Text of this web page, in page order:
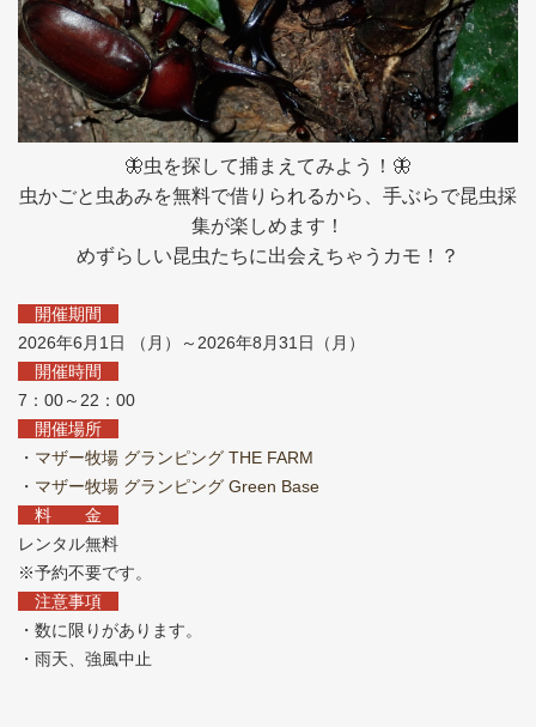
🦋虫を探して捕まえてみよう！🦋
虫かごと虫あみを無料で借りられるから、手ぶらで昆虫採
集が楽しめます！
めずらしい昆虫たちに出会えちゃうカモ！？
開催期間
2026年6月1日 （月）～2026年8月31日（月）
開催時間
7：00～22：00
開催場所
・ マザー牧場 グランピング THE FARM
・ マザー牧場 グランピング Green Base
料 金
レンタル無料
※予約不要です。
注意事項
・数に限りがあります。
・雨天、強風中止